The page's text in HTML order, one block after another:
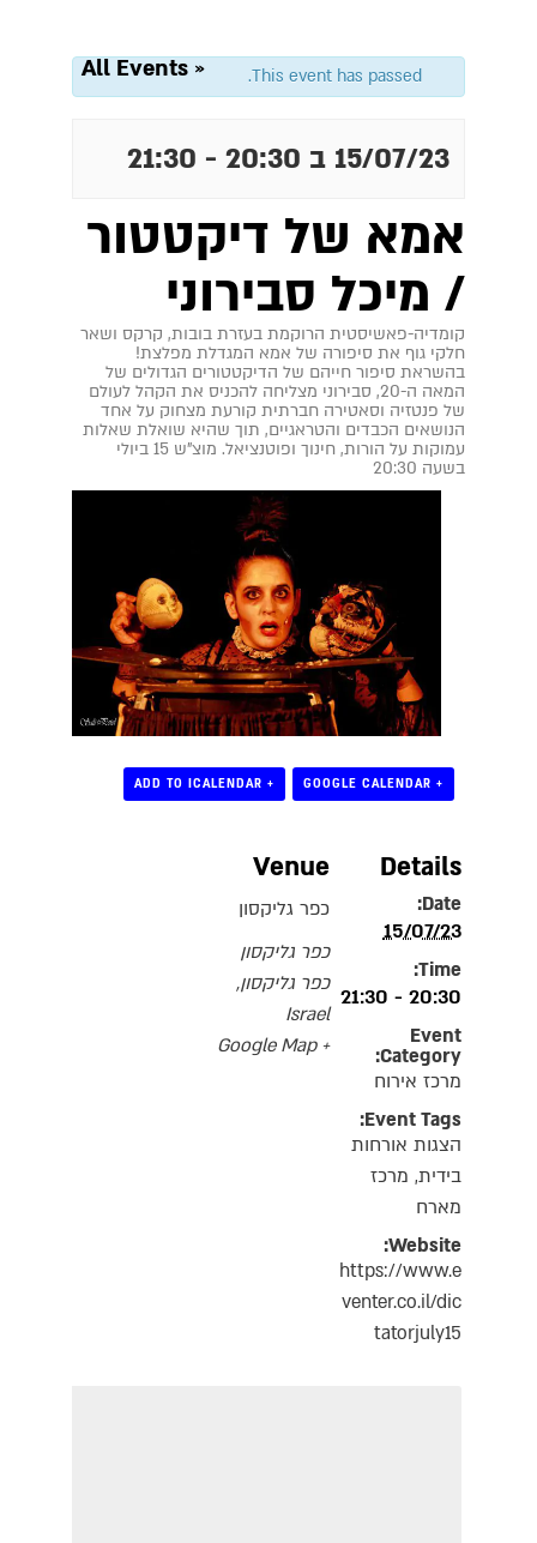
« All Events This event has passed.
15/07/23 ב 20:30 -
21:30
אמא של דיקטטור
/ מיכל סבירוני
קומדיה-פאשיסטית הרוקמת בעזרת בובות, קרקס ושאר
חלקי גוף את סיפורה של אמא המגדלת מפלצת!
בהשראת סיפור חייהם של הדיקטטורים הגדולים של
המאה ה-20, סבירוני מצליחה להכניס את הקהל לעולם
של פנטזיה וסאטירה חברתית קורעת מצחוק על אחד
הנושאים הכבדים והטראגיים, תוך שהיא שואלת שאלות
עמוקות על הורות, חינוך ופוטנציאל. מוצ"ש 15 ביולי
בשעה 20:30
+ GOOGLE CALENDAR
+ ADD TO ICALENDAR
Details
Date:
15/07/23
Time:
20:30 - 21:30
Event
Category:
מרכז אירוח
Event Tags:
הצגות אורחות
בידית, מרכז
מארח
Website:
https://www.e
venter.co.il/dic
tatorjuly15
Venue
כפר גליקסון
כפר גליקסון
כפר גליקסון,
Israel
+ Google Map